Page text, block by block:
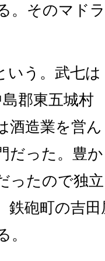
。そのマドラ
う。武七は
郡東五城村
酒造業を営ん
だった。豊か
ったので独
鉄砲町の吉
。